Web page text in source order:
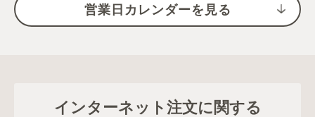
営業日カレンダーを見る
インターネット注文に関する